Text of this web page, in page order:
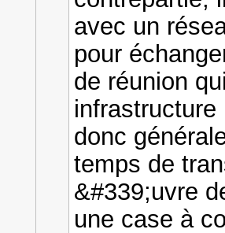
avec un
pour
de réunion
donc
temps de
&#339;uvre
une case à